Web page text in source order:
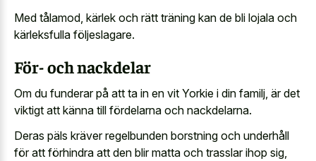
Med tålamod, kärlek och rätt träning kan de bli lojala och
kärleksfulla följeslagare.
För- och nackdelar
Om du funderar på att ta in en vit Yorkie i din familj, är det
viktigt att känna till fördelarna och nackdelarna.
Deras päls kräver regelbunden borstning och underhåll
för att förhindra att den blir matta och trasslar ihop sig,